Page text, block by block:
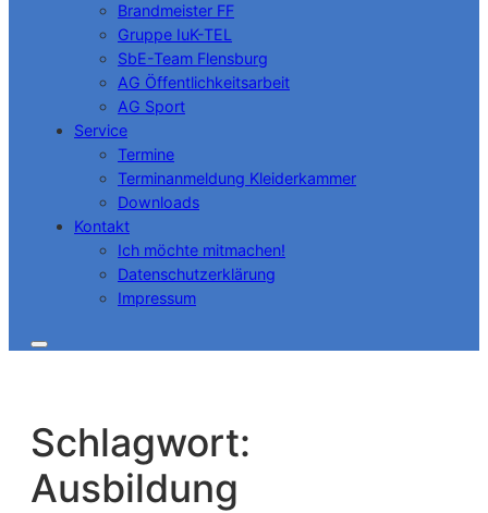
Brandmeister FF
Gruppe IuK-TEL
SbE-Team Flensburg
AG Öffentlichkeitsarbeit
AG Sport
Service
Termine
Terminanmeldung Kleiderkammer
Downloads
Kontakt
Ich möchte mitmachen!
Datenschutzerklärung
Impressum
Schlagwort:
Ausbildung